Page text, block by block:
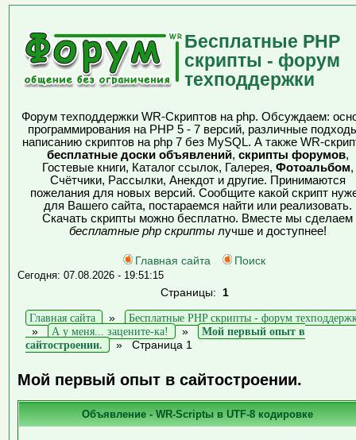
Бесплатные PHP
скрипты - форум
техподдержки
Форум техподдержки WR-Скриптов на php. Обсуждаем:
программирования на PHP 5 - 7 версий, различные
написанию скриптов на php 7 без MySQL. А также WR-
бесплатные доски объявлений, скрипты форумов,
Гостевые книги, Каталог ссылок, Галерея, Фотоальбом,
Счётчики, Рассылки, Анекдот и другие. Принимаются
пожелания для новых версий. Сообщите какой скрипт
для Вашего сайта, постараемся найти или реализовать.
Скачать скрипты можно бесплатно. Вместе мы сделаем
бесплатные php скриптылучше и доступнее!
Главная сайта Поиск
Сегодня: 07.08.2026 - 19:51:15
Страницы: 1
Главная сайта
»
Бесплатные PHP скрипты - форум
»
А у меня... зацените-ка! »
Мой первый опыт в
сайтостроении.
» Страница 1
Мой первый опыт в сайтостроении.
Объявление - WR-Scriptы в UTF-8 кодировке